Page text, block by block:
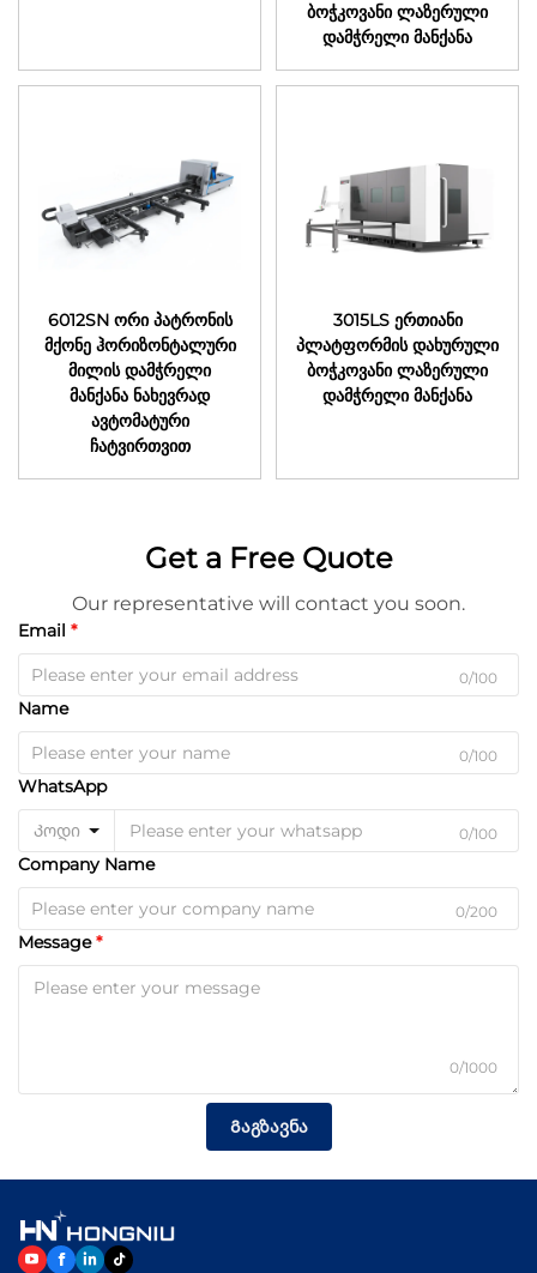
ბოჭკოვანი ლაზერული
დამჭრელი მანქანა
6012SN ორი პატრონის
მქონე ჰორიზონტალური
მილის დამჭრელი
მანქანა ნახევრად
ავტომატური
ჩატვირთვით
3015LS ერთიანი
პლატფორმის დახურული
ბოჭკოვანი ლაზერული
დამჭრელი მანქანა
Get a Free Quote
Our representative will contact you soon.
Email
0/100
Name
0/100
WhatsApp
Კოდი 0/100
Company Name
0/200
Message
0/1000
Გაგზავნა